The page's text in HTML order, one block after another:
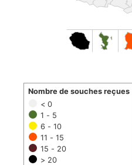
< 0
1 - 5
6 - 10
11 - 15
15 - 20
> 20
Nombre de souches reçues